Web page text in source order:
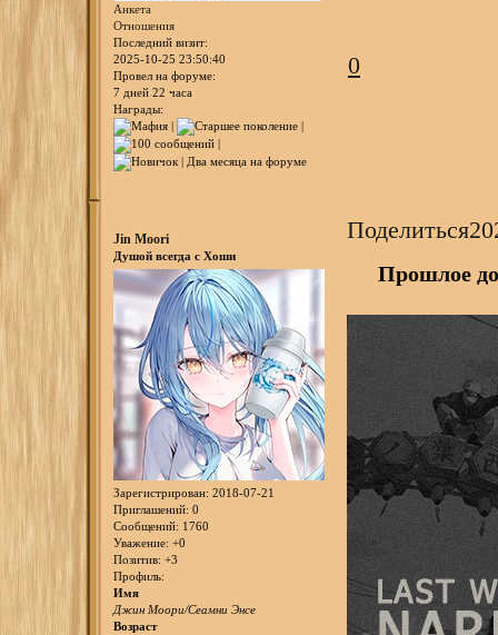
Анкета
Отношения
Последний визит:
2025-10-25 23:50:40
Провел на форуме:
7 дней 22 часа
Награды:
0
Поделиться
Jin Moori
Душой всегда с Хоши
Зарегистрирован: 2018-07-21
Приглашений: 0
Сообщений: 1760
Уважение: +0
Позитив: +3
Профиль:
Имя
Джин Моори/Сеамни Энсе
Возраст
Прошлое